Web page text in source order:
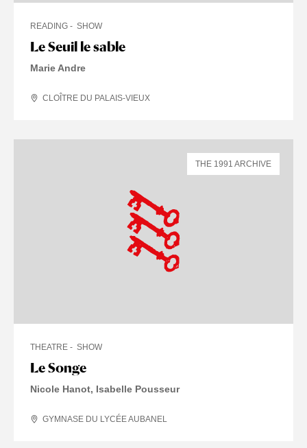
Le Seuil le sable
READING SHOW
Marie Andre
CLOÎTRE DU PALAIS-VIEUX
Le Songe
THEATRE SHOW
Nicole Hanot, Isabelle Pousseur
GYMNASE DU LYCÉE AUBANEL
THE 1991 ARCHIVE